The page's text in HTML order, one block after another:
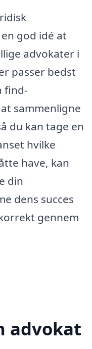
god idé at
advokater i
passer bedst
find-
sammenligne
du kan tage en
hvilke
have, kan
din
dens succes
gennem
advokat